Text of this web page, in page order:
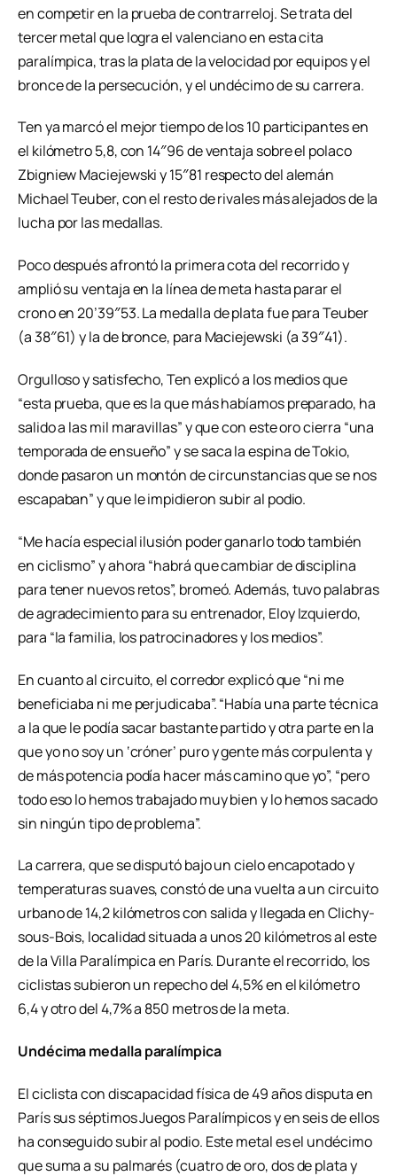
en competir en la prueba de contrarreloj. Se trata del
tercer metal que logra el valenciano en esta cita
paralímpica, tras la plata de la velocidad por equipos y el
bronce de la persecución, y el undécimo de su carrera.
Ten ya marcó el mejor tiempo de los 10 participantes en
el kilómetro 5,8, con 14″96 de ventaja sobre el polaco
Zbigniew Maciejewski y 15″81 respecto del alemán
Michael Teuber, con el resto de rivales más alejados de la
lucha por las medallas.
Poco después afrontó la primera cota del recorrido y
amplió su ventaja en la línea de meta hasta parar el
crono en 20’39″53. La medalla de plata fue para Teuber
(a 38″61) y la de bronce, para Maciejewski (a 39″41).
Orgulloso y satisfecho, Ten explicó a los medios que
“esta prueba, que es la que más habíamos preparado, ha
salido a las mil maravillas” y que con este oro cierra “una
temporada de ensueño” y se saca la espina de Tokio,
donde pasaron un montón de circunstancias que se nos
escapaban” y que le impidieron subir al podio.
“Me hacía especial ilusión poder ganarlo todo también
en ciclismo” y ahora “habrá que cambiar de disciplina
para tener nuevos retos”, bromeó. Además, tuvo palabras
de agradecimiento para su entrenador, Eloy Izquierdo,
para “la familia, los patrocinadores y los medios”.
En cuanto al circuito, el corredor explicó que “ni me
beneficiaba ni me perjudicaba”. “Había una parte técnica
a la que le podía sacar bastante partido y otra parte en la
que yo no soy un ‘cróner’ puro y gente más corpulenta y
de más potencia podía hacer más camino que yo”, “pero
todo eso lo hemos trabajado muy bien y lo hemos sacado
sin ningún tipo de problema”.
La carrera, que se disputó bajo un cielo encapotado y
temperaturas suaves, constó de una vuelta a un circuito
urbano de 14,2 kilómetros con salida y llegada en Clichy-
sous-Bois, localidad situada a unos 20 kilómetros al este
de la Villa Paralímpica en París. Durante el recorrido, los
ciclistas subieron un repecho del 4,5% en el kilómetro
6,4 y otro del 4,7% a 850 metros de la meta.
Undécima medalla paralímpica
El ciclista con discapacidad física de 49 años disputa en
París sus séptimos Juegos Paralímpicos y en seis de ellos
ha conseguido subir al podio. Este metal es el undécimo
que suma a su palmarés (cuatro de oro, dos de plata y